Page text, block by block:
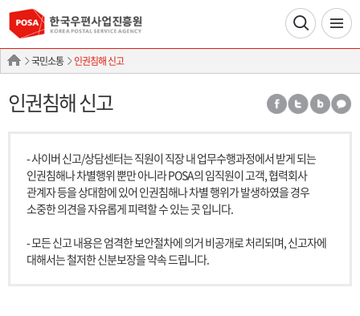
국민소통 인권침해 신고
인권침해 신고
- 사이버 신고/상담센터는 직원이 직장 내 업무수행과정에서 받게 되는
인권침해나 차별행위 뿐만 아니라 POSA의 임직원이 고객, 협력회사
관계자 등을 상대함에 있어 인권침해나 차별 행위가 발생하였을 경우
소중한 의견을 자유롭게 피력할 수 있는 곳 입니다.
- 모든 신고 내용은 엄격한 보안절차에 의거 비공개로 처리되며, 신고자에
대해서는 철저한 신분보장을 약속 드립니다.